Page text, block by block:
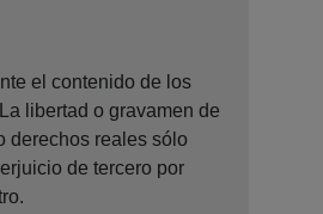
el contenido de los
libertad o gravamen de
derechos reales sólo
de tercero por